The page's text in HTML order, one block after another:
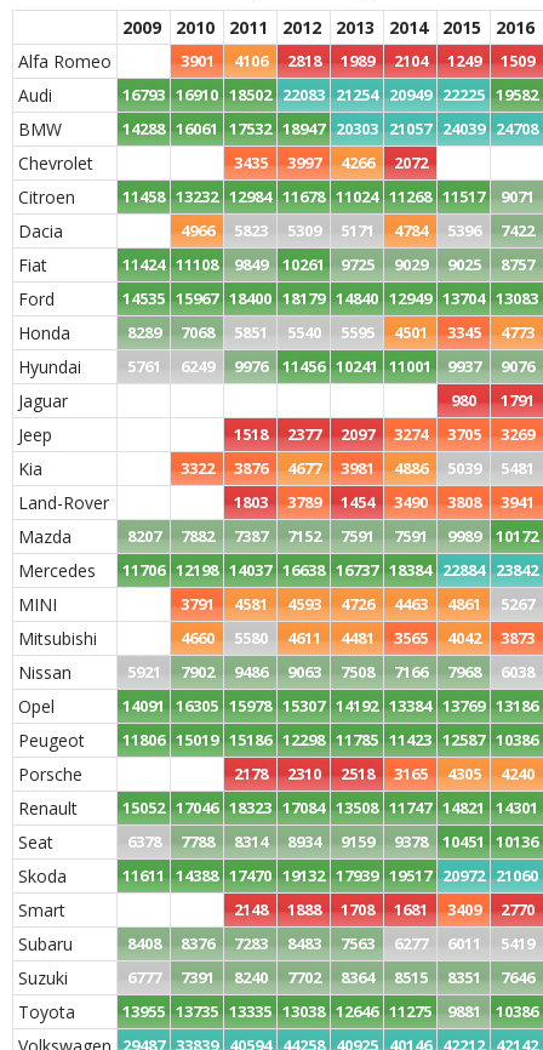
2009 2010 2011 2012 2013 2014 2015
2016
Alfa Romeo
3901 4106 2818 1989 2104 1249 1509
Audi 16793 16910 18502 22083 21254 20949 22225 19582
BMW 14288 16061 17532 18947 20303 21057 24039 24708
Chevrolet 3435 3997 4266 2072
Citroen 11458 13232 12984 11678 11024 11268 11517 9071
Dacia 4966 5823 5309 5171 4784 5396 7422
Fiat 11424 11108 9849 10261 9725 9029 9025 8757
Ford 14535 15967 18400 18179 14840 12949 13704 13083
Honda 8289 7068 5851 5540 5595 4501 3345 4773
Hyundai 5761 6249 9976 11456 10241 11001 9937 9076
Jaguar 980 1791
Jeep 1518 2377 2097 3274 3705 3269
Kia 3322 3876 4677 3981 4886 5039 5481
Land-Rover 1803 3789 1454 3490 3808 3941
Mazda 8207 7882 7387 7152 7591 7591 9989 10172
Mercedes 11706 12198 14037 16638 16737 18384 22884 23842
MINI 3791 4581 4593 4726 4463 4861 5267
Mitsubishi 4660 5580 4611 4481 3565 4042 3873
Nissan 5921 7902 9486 9063 7508 7166 7968 6038
Opel 14091 16305 15978 15307 14192 13384 13769 13186
Peugeot 11806 15019 15186 12298 11785 11423 12587 10386
Porsche 2178 2310 2518 3165 4305 4240
Renault 15052 17046 18323 17084 13508 11747 14821 14301
Seat 6378 7788 8314 8934 9159 9378 10451 10136
Skoda 11611 14388 17470 19132 17939 19517 20972 21060
Smart 2148 1888 1708 1681 3409 2770
Subaru 8408 8376 7283 8483 7563 6277 6011 5419
Suzuki 6777 7391 8240 7702 8364 8515 8351 7646
Toyota 13955 13735 13335 13038 12646 11275 9881 10386